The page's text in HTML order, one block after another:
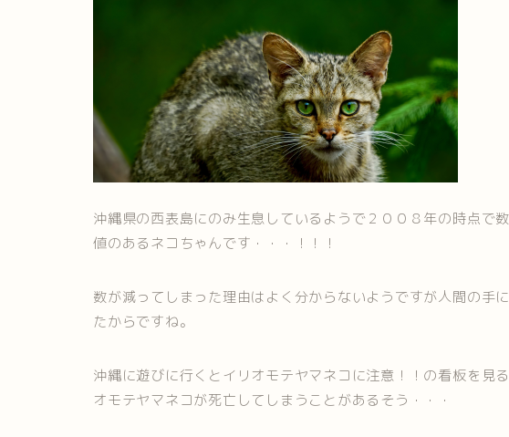
沖縄県の西表島にのみ生息しているようで２００８年の時点で
値のあるネコちゃんです・・・！！！
数が減ってしまった理由はよく分からないようですが人間の手
たからですね。
沖縄に遊びに行くとイリオモテヤマネコに注意！！の看板を見
オモテヤマネコが死亡してしまうことがあるそう・・・